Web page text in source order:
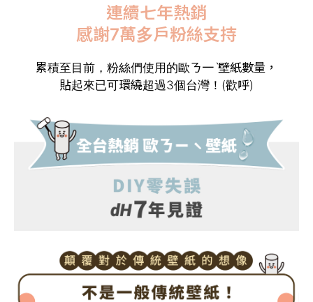
連續七年熱銷
感謝7萬多戶粉絲支持
累積至目前，粉絲們使用的歐ㄋ一ˋ壁紙數量，
貼起來已可環繞超過3個台灣！(歡呼)